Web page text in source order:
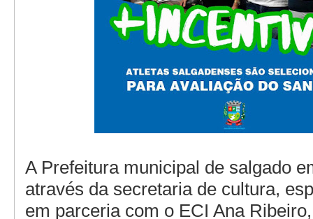
A Prefeitura municipal de salgado
através da secretaria de cultura,
em parceria com o ECI Ana